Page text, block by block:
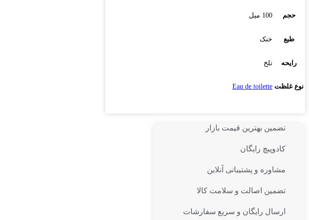
حجم 100 میل
طبع خنک
رایحه تلخ
نوع غلظت Eau de toilette
تضمین بهترین قیمت بازار
کادوپیچ رایگان
مشاوره و پشتیبانی آنلاین
تضمین اصالت و سلامت کالا
ارسال رایگان و سریع سفارشات